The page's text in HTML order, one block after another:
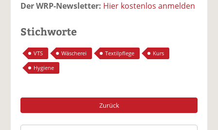
Der WRP-Newsletter: Hier kostenlos anmelden
Stichworte
VTS Wäscherei Textilpflege
Kurs
Hygiene
Zurück